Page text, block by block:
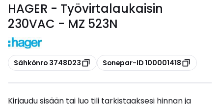
HAGER - Työvirtalaukaisin
230VAC - MZ 523N
Kopioi
Sähkönro 3748023 Kopioi
Sonepar-ID 100001418
Kirjaudu sisään tai luo tili tarkistaaksesi hinnan ja